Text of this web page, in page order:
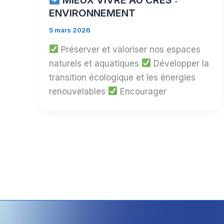
ENVIRONNEMENT
5 mars 2026
Préserver et valoriser nos espaces
naturels et aquatiques
Développer la
transition écologique et les énergies
renouvelables
Encourager